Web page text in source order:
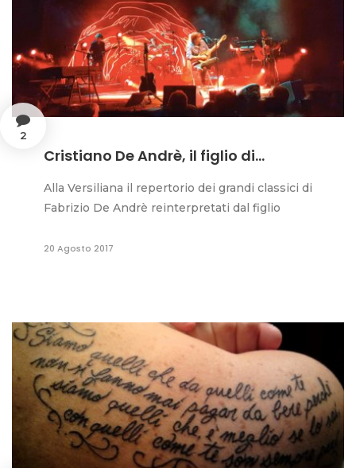
2
Cristiano De Andrè, il figlio di...
Alla Versiliana il repertorio dei grandi classici di
Fabrizio De Andrè reinterpretati dal figlio
20 Agosto 2017